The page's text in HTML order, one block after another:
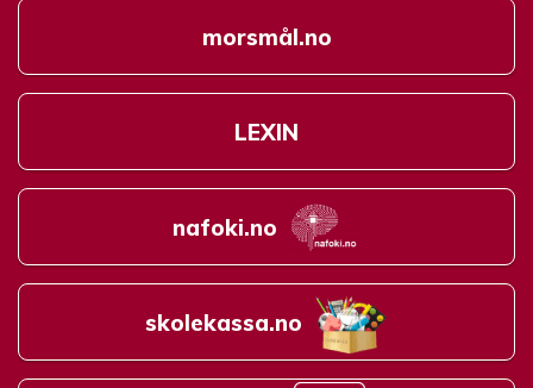
morsmål.no
LEXIN
nafoki.no
skolekassa.no